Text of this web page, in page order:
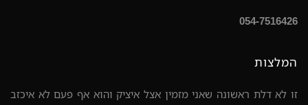
054-7516426
המלצות
זו לא דלת ראשונה שאני מזמין אצל איציק והוא אף פעם לא איכזב